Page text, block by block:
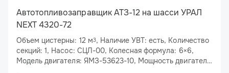
Автотопливозаправщик АТЗ-12 на шасси УРАЛ
NEXT 4320-72
Объем цистерны: 12 м3, Наличие УВТ: есть, Количество
секций: 1, Насос: СЦЛ-00, Колесная формула: 6×6,
Модель двигателя: ЯМЗ-53623-10, Мощность двигателя: